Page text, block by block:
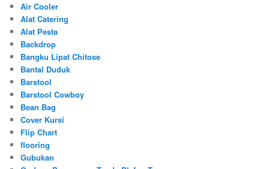
Air Cooler
Alat Catering
Alat Pesta
Backdrop
Bangku Lipat Chitose
Bantal Duduk
Barstool
Barstool Cowboy
Bean Bag
Cover Kursi
Flip Chart
flooring
Gubukan